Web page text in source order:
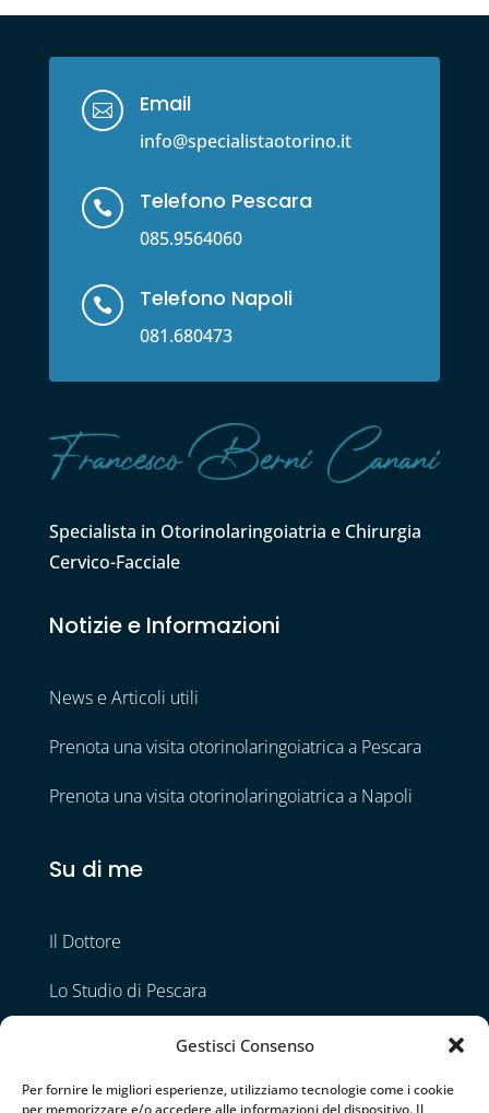
Gestisci Consenso
Per fornire le migliori esperienze, utilizziamo tecnologie come i cookie
per memorizzare e/o accedere alle informazioni del dispositivo. Il
 Email
info@specialistaotorino.it
 Telefono Pescara
085.9564060
 Telefono Napoli
081.680473
Specialista in Otorinolaringoiatria e Chirurgia
Cervico-Facciale
Notizie e Informazioni
News e Articoli utili
Prenota una visita otorinolaringoiatrica a Pescara
Prenota una visita otorinolaringoiatrica a Napoli
Su di me
Il Dottore
Lo Studio di Pescara
Lo Studio di Napoli
Contatti